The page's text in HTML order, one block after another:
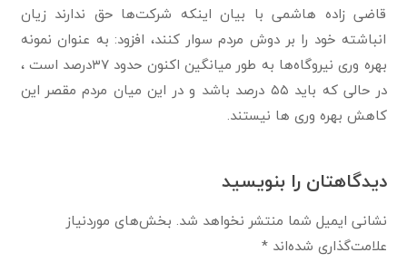
قاضی زاده هاشمی با بیان اینکه شرکت‌ها حق ندارند زیان
انباشته خود را بر دوش مردم سوار کنند، افزود: به عنوان نمونه
بهره وری نیروگاه‌ها به طور میانگین اکنون حدود ۳۷درصد است ،
در حالی که باید ۵۵ درصد باشد و در این میان مردم مقصر این
کاهش بهره وری ها نیستند.
دیدگاهتان را بنویسید
نشانی ایمیل شما منتشر نخواهد شد. بخش‌های موردنیاز
علامت‌گذاری شده‌اند*